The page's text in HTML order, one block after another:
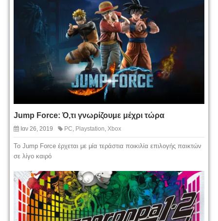
Jump Force: Ό,τι γνωρίζουμε μέχρι τώρα
Ιαν 26, 2019 PC, Playstation, Xbox
Το Jump Force έρχεται με μία τεράστια ποικιλία επιλογής παικτών
σε λίγο καιρό